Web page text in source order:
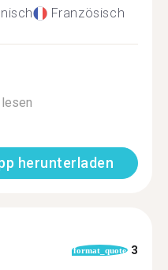
Französisch
herunterladen
format_quote 3